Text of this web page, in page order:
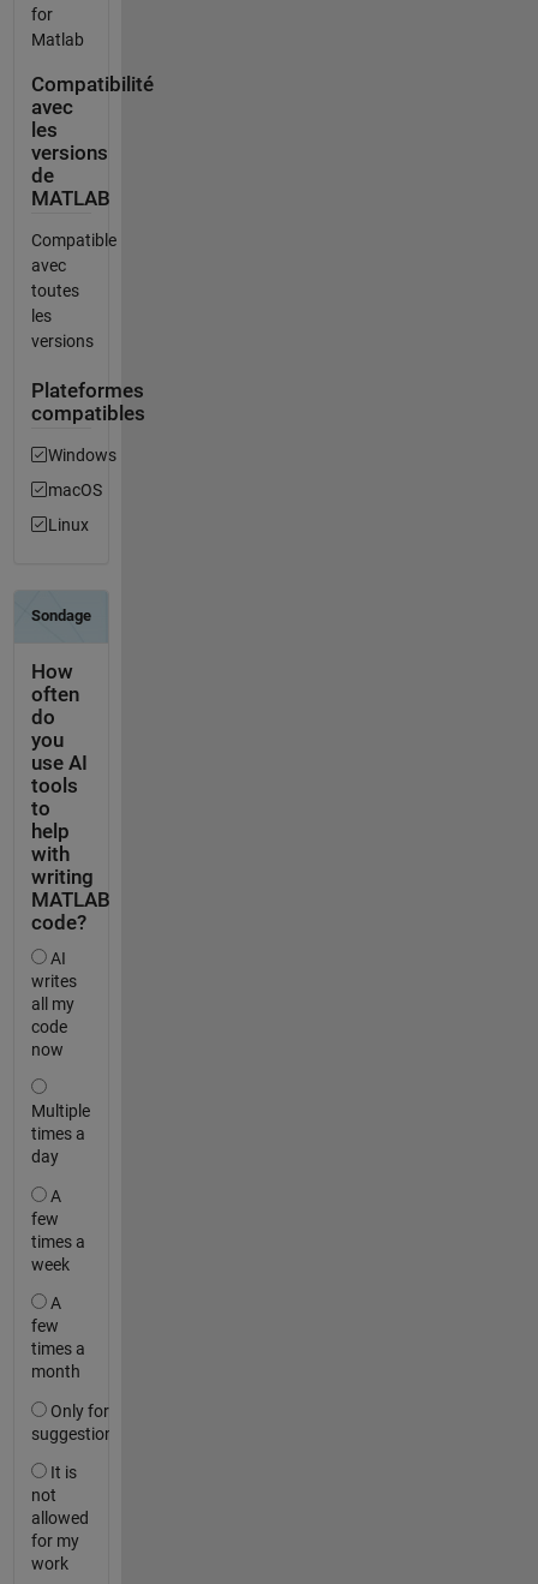
for
Matlab
Compatibilité
avec
les
versions
de
MATLAB
Compatible
avec
toutes
les
versions
Plateformes
compatibles
Windows
macOS
Linux